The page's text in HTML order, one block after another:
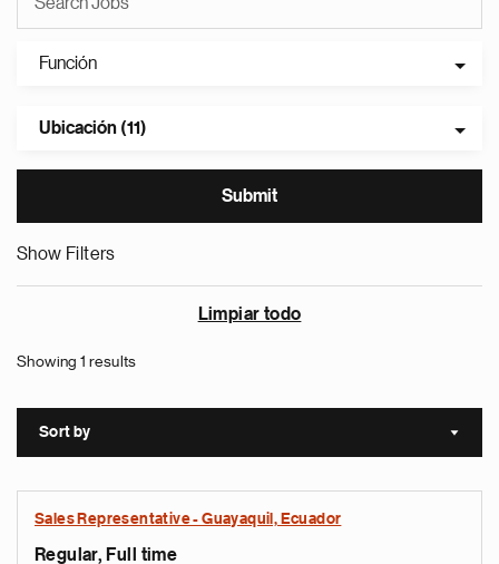
Función
Ubicación (11)
Show Filters
Limpiar todo
Showing 1 results
Sort by Sort
Sales Representative - Guayaquil, Ecuador
Regular, Full time